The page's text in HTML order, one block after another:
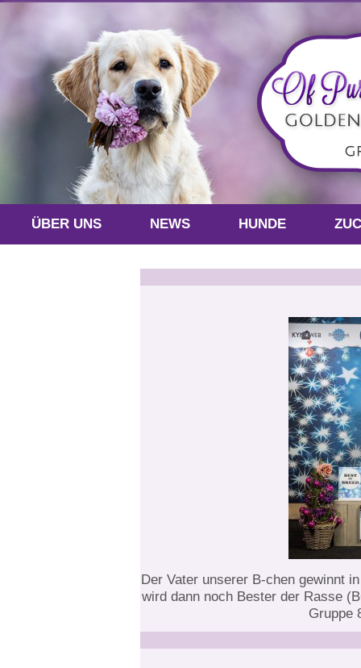
ÜBER UNS NEWS HUNDE
Der Vater unserer B-chen gewinnt
wird dann noch Bester der Rasse
Gruppe